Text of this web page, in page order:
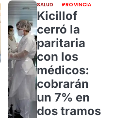
SALUD PROVINCIA
Kicillof
cerró la
paritaria
con los
médicos:
cobrarán
un 7% en
dos tramos